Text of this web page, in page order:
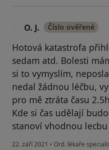
O. J. Číslo ověřené
Hotová katastrofa
sedam atd. Bolesti
si to vymyslím,
nedal žádnou léčbu,
pro mě ztráta času
Kde si čas udělají
stanoví vhodnou lecbu
22. září 2021 • Ord. lékaře